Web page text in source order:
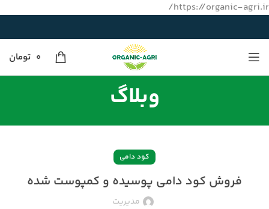
https://organic-agri.ir/
0 تومان
وبلاگ
کود دامی
فروش کود دامی پوسیده و کمپوست شده
مدیریت